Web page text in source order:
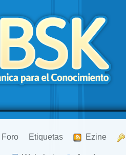
Foro Etiquetas Ezine